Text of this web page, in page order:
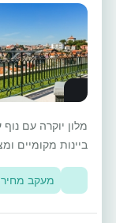
מלון יוקרה עם
ביינות מקומיים
מעקב